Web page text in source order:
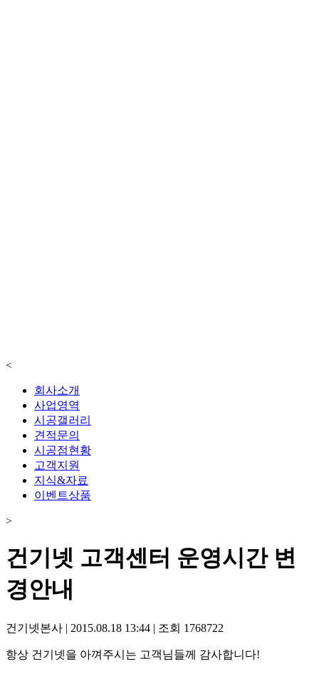
<
회사소개
사업영역
시공갤러리
견적문의
시공점현황
고객지원
지식&자료
이벤트상품
>
건기넷 고객센터 운영시간 변
경안내
건기넷본사 | 2015.08.18 13:44 | 조회 1768722
항상 건기넷을 아껴주시는 고객님들께 감사합니다!